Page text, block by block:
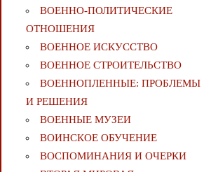
ВОЕННО-ПОЛИТИЧЕСКИE
ОТНОШЕНИЯ
ВОЕННОЕ ИСКУССТВО
ВОЕННОЕ СТРОИТЕЛЬСТВО
ВОЕННОПЛЕННЫЕ: ПРОБЛЕМЫ
И РЕШЕНИЯ
ВОЕННЫЕ МУЗЕИ
ВОИНСКОЕ ОБУЧЕНИЕ
ВОСПОМИНАНИЯ И ОЧЕРКИ